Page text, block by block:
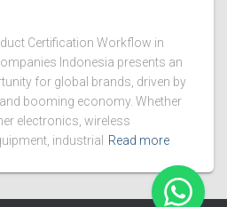
Certification Workflow in
Indonesia presents an
for global brands, driven by
booming economy. Whether
electronics, wireless
industrial
Read more